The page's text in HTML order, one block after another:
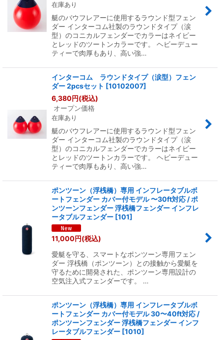
在庫あり
艇のバウフレアーに使用するラウンド型フェン
ダー インターコム社製のラウンドタイプ（涙
型）のコニカルフェンダーでカラーはネイビー
とレッドのツートンカラーです。 ヘビーデュー
ティーで肉厚もあり、高い強…
インターコム ラウンドタイプ（涙型）フェン
ダー 2pcsセット [10102007]
6,380円(税込)
オープン価格
在庫あり
艇のバウフレアーに使用するラウンド型フェン
ダー インターコム社製のラウンドタイプ（涙
型）のコニカルフェンダーでカラーはネイビー
とレッドのツートンカラーです。 ヘビーデュー
ティーで肉厚もあり、高い強…
ポンツーン（浮桟橋）専用 インフレータブルボ
ートフェンダー カバー付モデル 〜30ft対応 / ポ
ンツーンフェンダー 浮桟橋フェンダー インフレ
ータブルフェンダー [101]
11,000円(税込)
愛艇を守る、スマートなポンツーン専用フェン
ダー 浮桟橋（ポンツーン）との接触から愛艇を
守るために開発された、ポンツーン専用設計の
空気注入式フェンダーです。 …
ポンツーン（浮桟橋）専用 インフレータブルボ
ートフェンダー カバー付モデル 30〜40ft対応 /
ポンツーンフェンダー 浮桟橋フェンダー インフ
レータブルフェンダー [1010]